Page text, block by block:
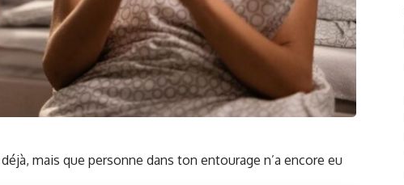
mais que personne dans ton entourage n’a encore eu